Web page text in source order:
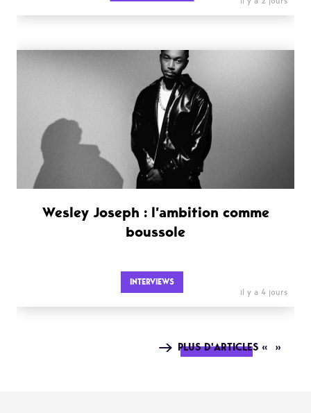
Wesley Joseph : l’ambition comme
boussole
INTERVIEWS
il y a 4 jours
PLUS D'ARTICLES « »